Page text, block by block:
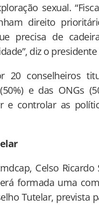
sexual.
direito
precisa de
diz o
20 conselheiros
e das ONGs
e controlar as
Celso
formada uma
Tutelar, prevista